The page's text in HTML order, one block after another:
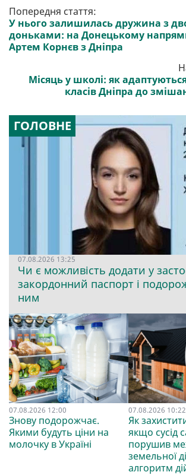
Попередня стаття:
У нього залишилась дружина з
доньками: на Донецькому
Артем Корнєв з Дніпра
Місяць у школі: як
класів Дніпра до
ГОЛОВНЕ
07.08.2026 13:25
Чи є можливість додати у
закордонний паспорт і
ним
07.08.2026 12:00
Знову подорожчає.
Якими будуть ціни на
молочку в Україні
07.08.2026 10:22
Як
якщо сусід
порушив
земельної
алгоритм